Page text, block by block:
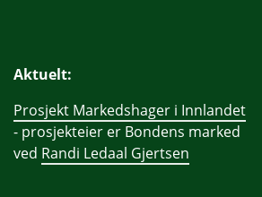
Aktuelt:
Prosjekt Markedshager i Innlandet
- prosjekteier er Bondens marked
ved Randi Ledaal Gjertsen